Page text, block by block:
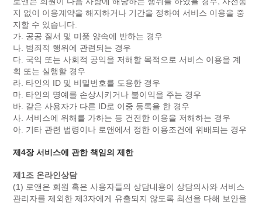
지 없이 이용계약을 해지하거나 기간을 정하여 서비스 이용을 중
지할 수 있습니다.
가. 공공 질서 및 미풍 양속에 반하는 경우
나. 범죄적 행위에 관련되는 경우
다. 국익 또는 사회적 공익을 저해할 목적으로 서비스 이용을 계
획 또는 실행할 경우
라. 타인의 ID 및 비밀번호를 도용한 경우
마. 타인의 명예를 손상시키거나 불이익을 주는 경우
바. 같은 사용자가 다른 ID로 이중 등록을 한 경우
사. 서비스에 위해를 가하는 등 건전한 이용을 저해하는 경우
아. 기타 관련 법령이나 로앤에서 정한 이용조건에 위배되는 경우
제4장 서비스에 관한 책임의 제한
제1조 온라인상담
(1) 로앤은 회원 혹은 사용자들의 상담내용이 상담의사와 서비스
관리자를 제외한 제3자에게 유출되지 않도록 최선을 다해 보안을